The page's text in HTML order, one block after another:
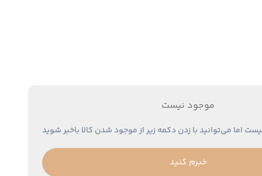
موجود نیست
اما می‌توانید با زدن دکمه زیر از موجود شدن کالا باخبر شوید
خبرم کنید